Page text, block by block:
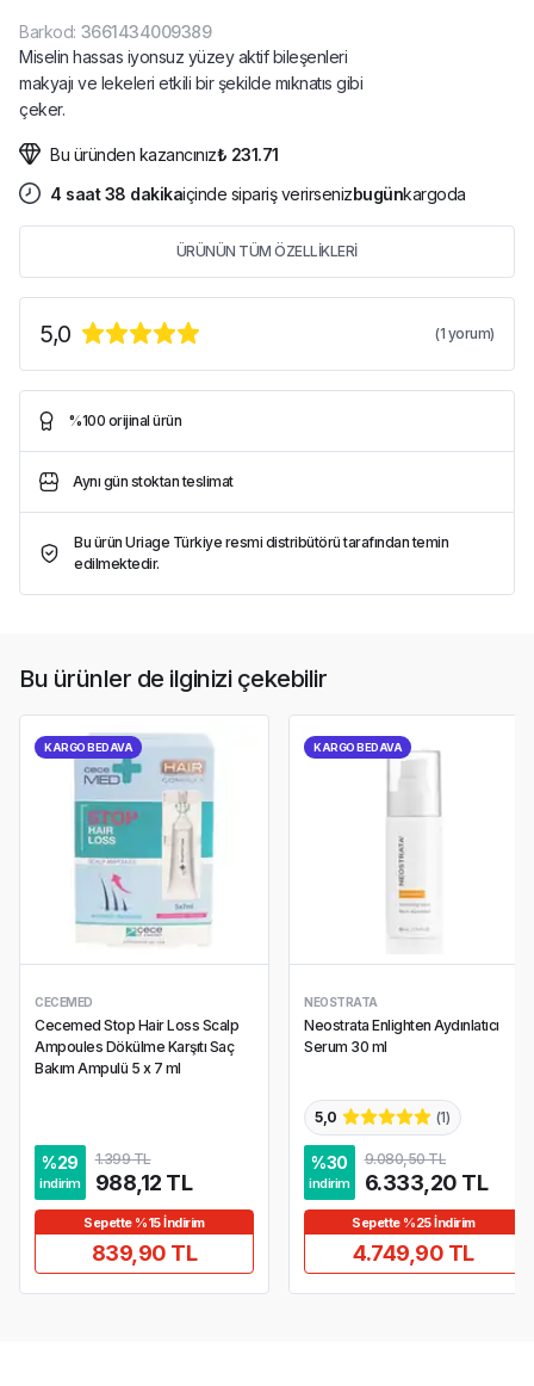
Barkod: 3661434009389
Miselin hassas iyonsuz yüzey aktif bileşenleri
makyajı ve lekeleri etkili bir şekilde mıknatıs gibi
çeker.
Bu üründen kazancınız₺ 231.71
4 saat 38 dakikaiçinde sipariş verirsenizbugünkargoda
ÜRÜNÜN TÜM ÖZELLİKLERİ
5,0 (1 yorum)
%100 orijinal ürün
Aynı gün stoktan teslimat
Bu ürün Uriage Türkiye resmi distribütörü tarafından temin
edilmektedir.
Bu ürünler de ilginizi çekebilir
KARGO BEDAVA
CECEMED
Cecemed Stop Hair Loss Scalp
Ampoules Dökülme Karşıtı Saç
Bakım Ampulü 5 x 7 ml
%29
indirim
1.399 TL
988,12 TL
Sepette %15 İndirim
839,90 TL
KARGO BEDAVA
NEOSTRATA
Neostrata Enlighten Aydınlatıcı
Serum 30 ml
5,0 (1)
%30
indirim
9.080,50 TL
6.333,20 TL
Sepette %25 İndirim
4.749,90 TL